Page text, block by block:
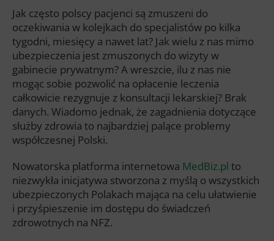
Jak często polscy pacjenci są zmuszeni do
oczekiwania w kolejkach do specjalistów po kilka
tygodni, miesięcy a nawet lat? Jak wielu z nas mimo
ubezpieczenia jest zmuszonych do wizyty w
gabinecie prywatnym? A wreszcie, ilu z nas nie
mogąc sobie pozwolić na opłacenie leczenia
całkowicie rezygnuje z konsultacji lekarskiej? Brak
danych. Wiadomo jednak, że zagadnienia dotyczące
służby zdrowia to najbardziej palące problemy
współczesnej Polski.
Nowatorska platforma internetowa MedBiz.pl to
niezwykła inicjatywa stworzona z myślą o wszystkich
ubezpieczonych Polakach mająca na celu ułatwienie
i przyśpieszenie im dostępu do świadczeń
zdrowotnych na NFZ.